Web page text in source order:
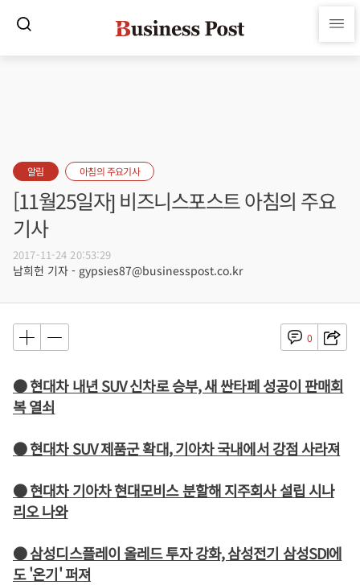
알림 아침의 주요기사
[11월25일자] 비즈니스포스트 아침의 주요
기사
2017-11-24 20:53:29
남희헌 기자 - gypsies87@businesspost.co.kr
0
● 현대차 내년 SUV 신차로 승부, 새 싼타페 성공이 판매회
복 열쇠
● 현대차 SUV 제품군 확대, 기아차 국내에서 강점 사라져
● 현대차 기아차 현대모비스 분할해 지주회사 설립 시나
리오 나와
● 삼성디스플레이 올레드 투자 강화, 삼성전기 삼성SDI에
도 '온기' 퍼져